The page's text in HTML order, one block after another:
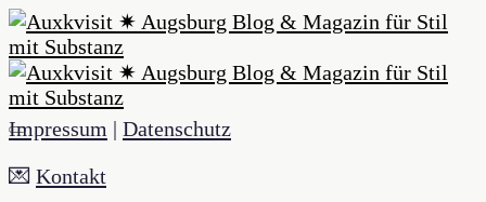
Impressum | Datenschutz
💌 Kontakt